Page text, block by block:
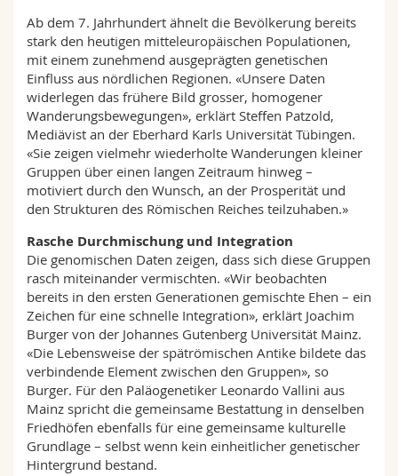
Ab dem 7. Jahrhundert ähnelt die Bevölkerung bereits
stark den heutigen mitteleuropäischen Populationen,
mit einem zunehmend ausgeprägten genetischen
Einfluss aus nördlichen Regionen. «Unsere Daten
widerlegen das frühere Bild grosser, homogener
Wanderungsbewegungen», erklärt Steffen Patzold,
Mediävist an der Eberhard Karls Universität Tübingen.
«Sie zeigen vielmehr wiederholte Wanderungen kleiner
Gruppen über einen langen Zeitraum hinweg –
motiviert durch den Wunsch, an der Prosperität und
den Strukturen des Römischen Reiches teilzuhaben.»
Rasche Durchmischung und Integration
Die genomischen Daten zeigen, dass sich diese Gruppen
rasch miteinander vermischten. «Wir beobachten
bereits in den ersten Generationen gemischte Ehen – ein
Zeichen für eine schnelle Integration», erklärt Joachim
Burger von der Johannes Gutenberg Universität Mainz.
«Die Lebensweise der spätrömischen Antike bildete das
verbindende Element zwischen den Gruppen», so
Burger. Für den Paläogenetiker Leonardo Vallini aus
Mainz spricht die gemeinsame Bestattung in denselben
Friedhöfen ebenfalls für eine gemeinsame kulturelle
Grundlage – selbst wenn kein einheitlicher genetischer
Hintergrund bestand.